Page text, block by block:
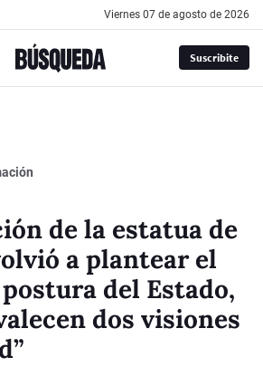
viernes 07 de agosto de 2026
Suscribite
de la estatua de
a plantear el
del Estado,
dos visiones